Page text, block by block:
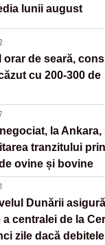
lunii august
orar de seară,
cu 200-300 de
la Ankara,
tranzitului prin
ovine și bovine
Dunării
centralei de la
zile dacă